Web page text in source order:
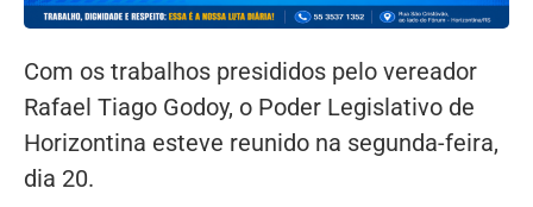
Com os trabalhos presididos pelo vereador
Rafael Tiago Godoy, o Poder Legislativo de
Horizontina esteve reunido na segunda-feira,
dia 20.